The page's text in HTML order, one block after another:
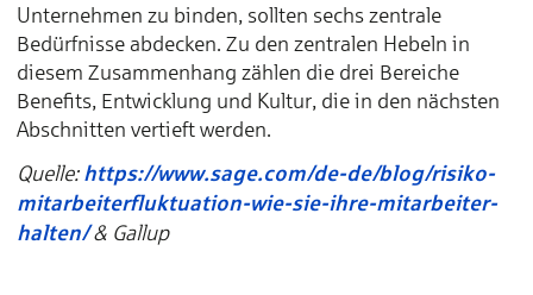
Unternehmen zu binden, sollten sechs zentrale
Bedürfnisse abdecken. Zu den zentralen Hebeln in
diesem Zusammenhang zählen die drei Bereiche
Benefits, Entwicklung und Kultur, die in den nächsten
Abschnitten vertieft werden.
Quelle:https://www.sage.com/de-de/blog/risiko-
mitarbeiterfluktuation-wie-sie-ihre-mitarbeiter-
halten/& Gallup